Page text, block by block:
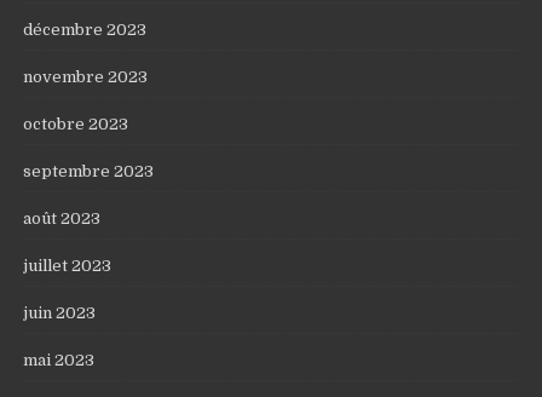
décembre 2023
novembre 2023
octobre 2023
septembre 2023
août 2023
juillet 2023
juin 2023
mai 2023